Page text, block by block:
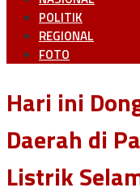
POLITIK
REGIONAL
FOTO
Hari ini
Daerah di
Listrik